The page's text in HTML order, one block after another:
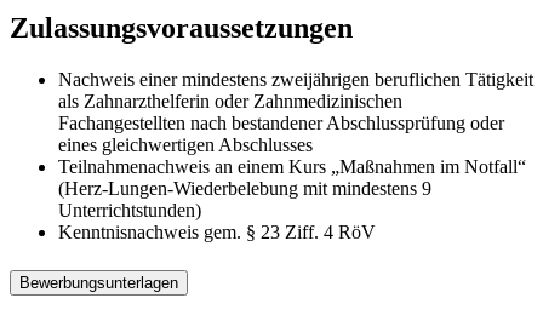
Zulassungsvoraussetzungen
Nachweis einer mindestens zweijährigen beruflichen Tätigkeit
als Zahnarzthelferin oder Zahnmedizinischen
Fachangestellten nach bestandener Abschlussprüfung oder
eines gleichwertigen Abschlusses
Teilnahmenachweis an einem Kurs „Maßnahmen im Notfall“
(Herz-Lungen-Wiederbelebung mit mindestens 9
Unterrichtstunden)
Kenntnisnachweis gem. § 23 Ziff. 4 RöV
Bewerbungsunterlagen